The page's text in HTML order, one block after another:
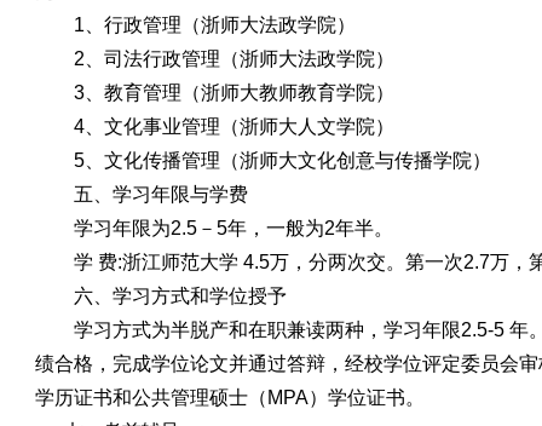
1、行政管理（浙师大法政学院）
2、司法行政管理（浙师大法政学院）
3、教育管理（浙师大教师教育学院）
4、文化事业管理（浙师大人文学院）
5、文化传播管理（浙师大文化创意与传播学院）
五、学习年限与学费
学习年限为2.5－5年，一般为2年半。
学 费:浙江师范大学 4.5万，分两次交。第一次2.7万，
六、学习方式和学位授予
学习方式为半脱产和在职兼读两种，学习年限2.5-5 年
绩合格，完成学位论文并通过答辩，经校学位评定委员会
学历证书和公共管理硕士（MPA）学位证书。